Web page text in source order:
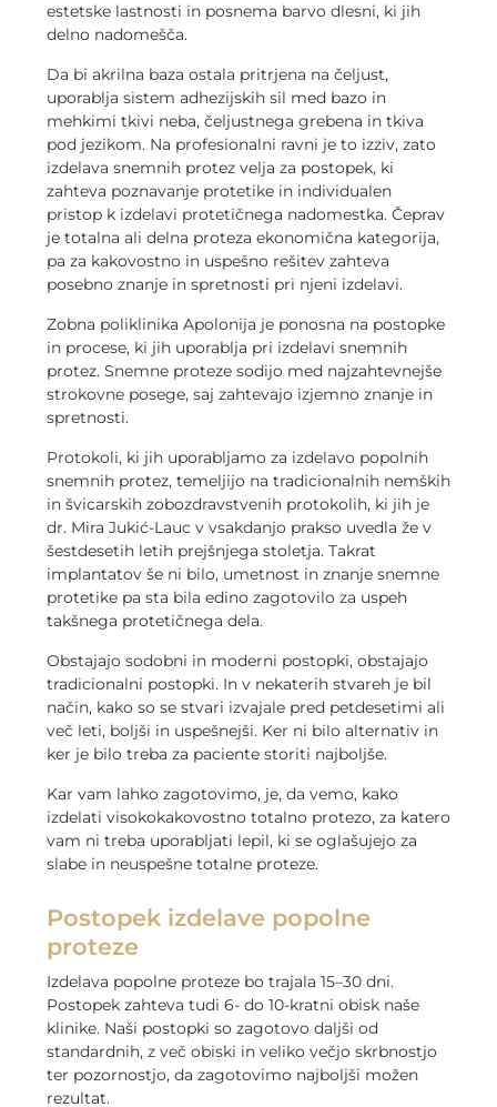
estetske lastnosti in posnema barvo dlesni, ki jih
delno nadomešča.
Da bi akrilna baza ostala pritrjena na čeljust,
uporablja sistem adhezijskih sil med bazo in
mehkimi tkivi neba, čeljustnega grebena in tkiva
pod jezikom. Na profesionalni ravni je to izziv, zato
izdelava snemnih protez velja za postopek, ki
zahteva poznavanje protetike in individualen
pristop k izdelavi protetičnega nadomestka. Čeprav
je totalna ali delna proteza ekonomična kategorija,
pa za kakovostno in uspešno rešitev zahteva
posebno znanje in spretnosti pri njeni izdelavi.
Zobna poliklinika Apolonija je ponosna na postopke
in procese, ki jih uporablja pri izdelavi snemnih
protez. Snemne proteze sodijo med najzahtevnejše
strokovne posege, saj zahtevajo izjemno znanje in
spretnosti.
Protokoli, ki jih uporabljamo za izdelavo popolnih
snemnih protez, temeljijo na tradicionalnih nemških
in švicarskih zobozdravstvenih protokolih, ki jih je
dr. Mira Jukić-Lauc v vsakdanjo prakso uvedla že v
šestdesetih letih prejšnjega stoletja. Takrat
implantatov še ni bilo, umetnost in znanje snemne
protetike pa sta bila edino zagotovilo za uspeh
takšnega protetičnega dela.
Obstajajo sodobni in moderni postopki, obstajajo
tradicionalni postopki. In v nekaterih stvareh je bil
način, kako so se stvari izvajale pred petdesetimi ali
več leti, boljši in uspešnejši. Ker ni bilo alternativ in
ker je bilo treba za paciente storiti najboljše.
Kar vam lahko zagotovimo, je, da vemo, kako
izdelati visokokakovostno totalno protezo, za katero
vam ni treba uporabljati lepil, ki se oglašujejo za
slabe in neuspešne totalne proteze.
Postopek izdelave popolne
proteze
Izdelava popolne proteze bo trajala 15–30 dni.
Postopek zahteva tudi 6- do 10-kratni obisk naše
klinike. Naši postopki so zagotovo daljši od
standardnih, z več obiski in veliko večjo skrbnostjo
ter pozornostjo, da zagotovimo najboljši možen
rezultat.